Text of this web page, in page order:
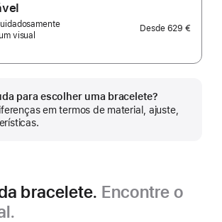
visual
Desde 629 €
para escolher uma bracelete?
em termos de material, ajuste,
bracelete. Encontre o